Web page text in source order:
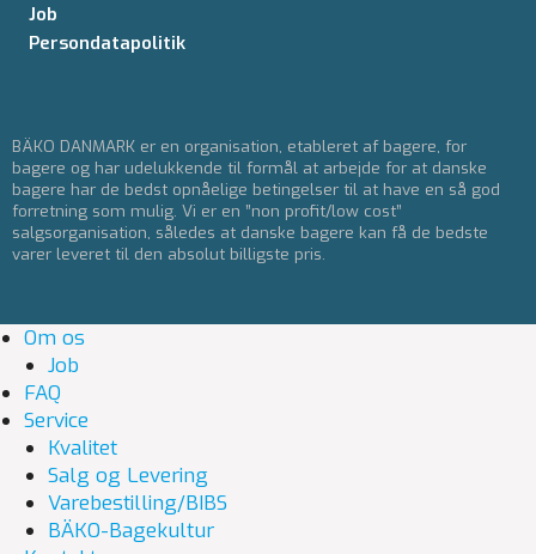
Job
Persondatapolitik
BÄKO DANMARK er en organisation, etableret af bagere, for
bagere og har udelukkende til formål at arbejde for at danske
bagere har de bedst opnåelige betingelser til at have en så god
forretning som mulig. Vi er en ”non profit/low cost”
salgsorganisation, således at danske bagere kan få de bedste
varer leveret til den absolut billigste pris.
Om os
Job
FAQ
Service
Kvalitet
Salg og Levering
Varebestilling/BIBS
BÄKO-Bagekultur